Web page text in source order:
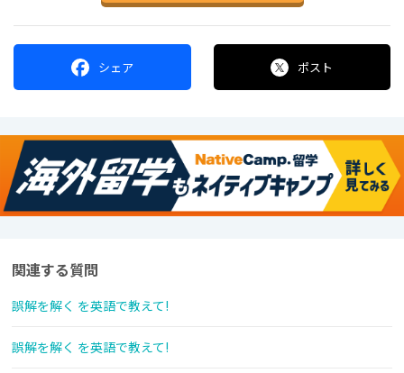
シェア ポスト
関連する質問
誤解を解く を英語で教えて!
誤解を解く を英語で教えて!